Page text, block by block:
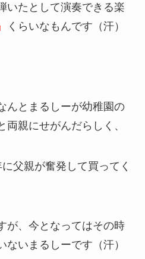
いたとして演奏できる楽
くらいなもんです（汗）
んとまるしーが幼稚園の
親にせがんだらしく、
父親が奮発して買ってく
が、今となってはその時
いまるしーです（汗）